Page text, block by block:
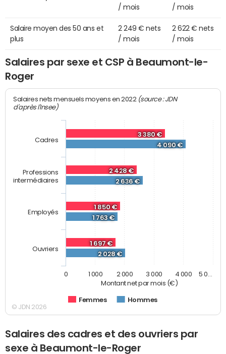
/ mois
/ mois
Salaire moyen des 50 ans et
plus
2 249 € nets
/ mois
2 622 € nets
/ mois
Salaires par sexe et CSP à Beaumont-le-
Roger
Montant net par mois (€)
Salaires nets mensuels moyens en 2022 (source : JDN
d'après l'Insee)
3 380 €
2 428 €
1 850 €
1 697 €
4 090 €
2 636 €
1 763 €
2 028 €
Femmes Hommes
Cadres
Professions
intermédiaires
Employés
Ouvriers
0 1 000 2 000 3 000 4 000 5 0…
© JDN 2026
Salaires des cadres et des ouvriers par
sexe à Beaumont-le-Roger